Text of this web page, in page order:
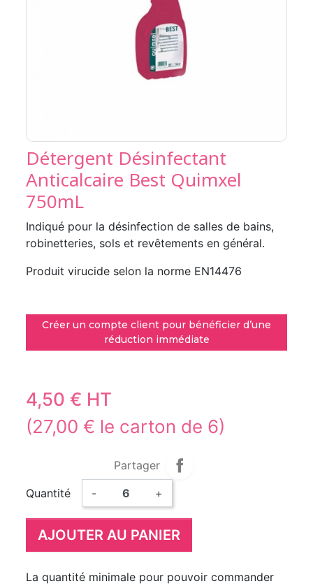
Détergent Désinfectant
Anticalcaire Best Quimxel
750mL
Indiqué pour la désinfection de salles de bains,
robinetteries, sols et revêtements en général.
Produit virucide selon la norme EN14476
Créer un compte client pour bénéficier d’une
réduction immédiate
4,50 € HT
(27,00 € le carton de 6)
Partager
Quantité
- +
AJOUTER AU PANIER
La quantité minimale pour pouvoir commander